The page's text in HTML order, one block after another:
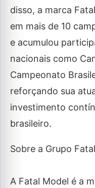
disso, a marca
em mais de 10
e acumulou
nacionais como
Campeonato
reforçando sua
investimento
brasileiro.
Sobre a Grupo
A Fatal Model é a